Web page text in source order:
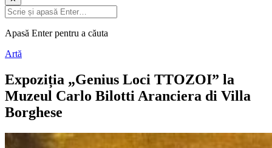
Apasă Enter pentru a căuta
Artă
Expoziția „Genius Loci TTOZOI” la
Muzeul Carlo Bilotti Aranciera di Villa
Borghese